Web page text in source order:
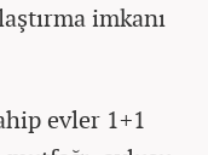
imkanı
evler 1+1